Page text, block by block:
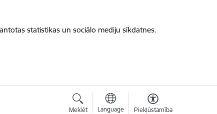
statistikas un sociālo mediju sīkdatnes.
Meklēt Language Piekļūstamība